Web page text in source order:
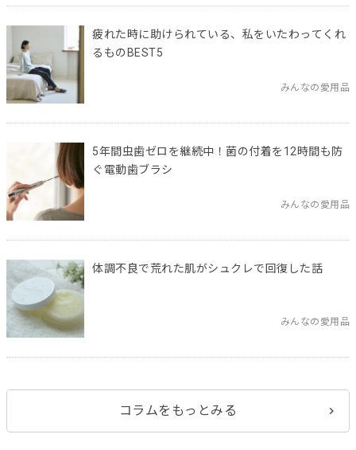
疲れた時に助けられている、私をいたわってくれ
るものBEST5
みんなの愛用品
5年間虫歯ゼロを継続中！菌の付着を12時間も防
ぐ電動歯ブラシ
みんなの愛用品
体調不良で荒れた肌がシュクレで回復した話
みんなの愛用品
コラムをもっとみる